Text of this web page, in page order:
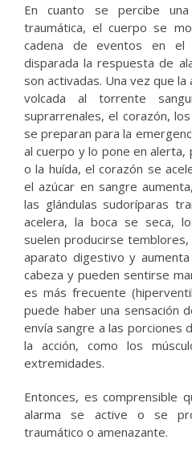
En cuanto se percibe
traumática, el cuerpo se
cadena de eventos en el
disparada la respuesta de
son activadas. Una vez que
volcada al torrente
suprarrenales, el corazón,
se preparan para la
al cuerpo y lo pone en alerta,
o la huída, el corazón se
el azúcar en sangre
las glándulas sudoríparas
acelera, la boca se seca,
suelen producirse
aparato digestivo y
cabeza y pueden sentirse
es más frecuente
puede haber una sensación
envía sangre a las porciones
la acción, como los
extremidades.
Entonces, es comprensible
alarma se active o se
traumático o amenazante.